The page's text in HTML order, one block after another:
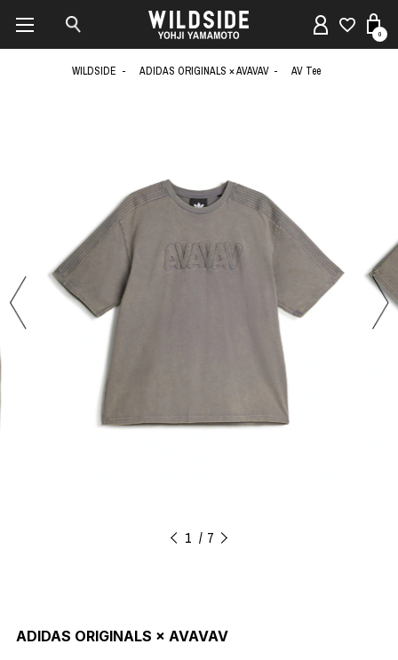
0
WILDSIDE ADIDAS ORIGINALS × AVAVAV AV Tee
1 7
ADIDAS ORIGINALS × AVAVAV